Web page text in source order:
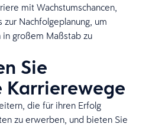
mit Wachstumschancen,
Nachfolgeplanung, um
großem Maßstab zu
Sie
Karrierewege
die für ihren Erfolg
zu erwerben, und bieten Sie